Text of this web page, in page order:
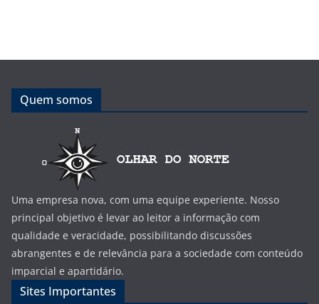
Quem somos
Uma empresa nova, com uma equipe experiente. Nosso
principal objetivo é levar ao leitor a informação com
qualidade e veracidade, possibilitando discussões
abrangentes e de relevância para a sociedade com conteúdo
imparcial e apartidário.
Sites Importantes